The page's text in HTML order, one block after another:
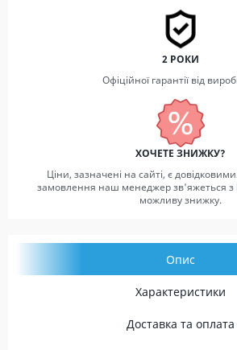
2 РОКИ
Офіційної гарантії від
ХОЧЕТЕ ЗНИЖКУ?
Ціни, зазначені на сайті, є
замовлення наш менеджер зв'яжеться з
можливу знижку.
Опис
Характеристики
Доставка та оплата